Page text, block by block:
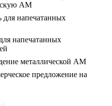
AM
для напечатанных
напечатанных
металлической AM
предложение на